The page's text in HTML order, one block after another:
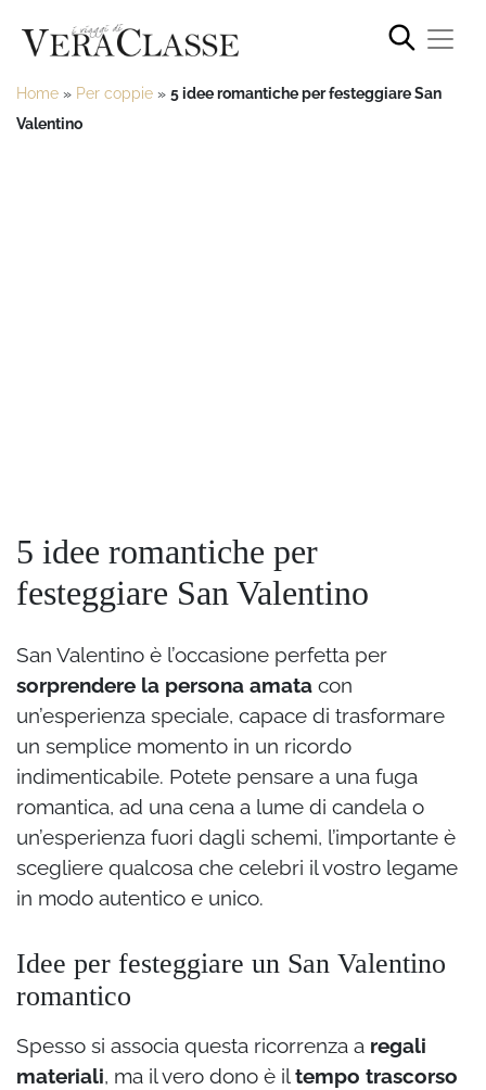
Home » Per coppie » 5 idee romantiche per festeggiare San
Valentino
5 idee romantiche per
festeggiare San Valentino
San Valentino è l’occasione perfetta per
sorprendere la persona amata con
un’esperienza speciale, capace di trasformare
un semplice momento in un ricordo
indimenticabile. Potete pensare a una fuga
romantica, ad una cena a lume di candela o
un’esperienza fuori dagli schemi, l’importante è
scegliere qualcosa che celebri il vostro legame
in modo autentico e unico.
Idee per festeggiare un San Valentino
romantico
Spesso si associa questa ricorrenza a regali
materiali, ma il vero dono è iltempo trascorso